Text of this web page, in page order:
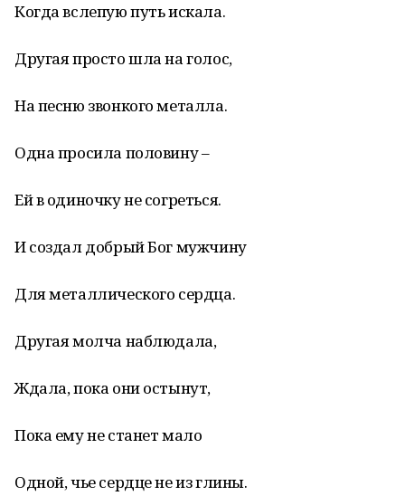
Когда вслепую путь искала.
Другая просто шла на голос,
На песню звонкого металла.
Одна просила половину –
Ей в одиночку не согреться.
И создал добрый Бог мужчину
Для металлического сердца.
Другая молча наблюдала,
Ждала, пока они остынут,
Пока ему не станет мало
Одной, чье сердце не из глины.